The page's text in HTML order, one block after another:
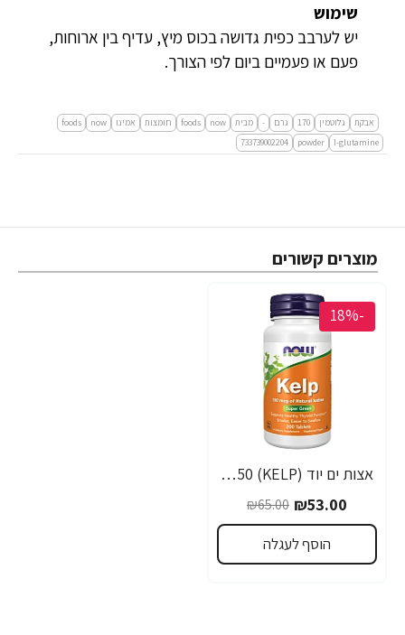
שימוש
יש לערבב כפית גדושה בכוס מיץ, עדיף בין ארוחות,
פעם או פעמיים ביום לפי הצורך.
אבקת גלוטמין 170 גרם - מבית now
foods חומצות אמינו now
foods
l-glutamine
powder
733739002204
מוצרים קשורים
-18%
אצות ים יוד (KELP) 150 מק"ג - 200 טבליות - מבית NOW FOODS
₪53.00
₪65.00
הוסף לעגלה